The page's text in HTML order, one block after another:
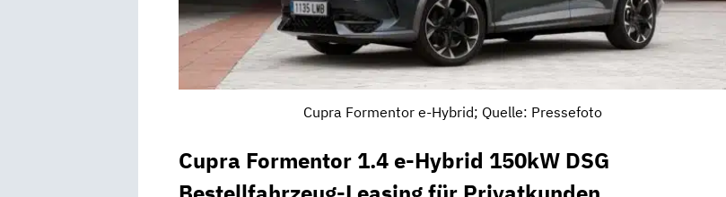
Cupra Formentor e-Hybrid; Quelle: Pressefoto
Cupra Formentor 1.4 e-Hybrid 150kW DSG